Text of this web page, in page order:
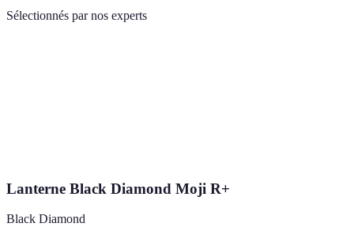
Sélectionnés par nos experts
Lanterne Black Diamond Moji R+
Black Diamond